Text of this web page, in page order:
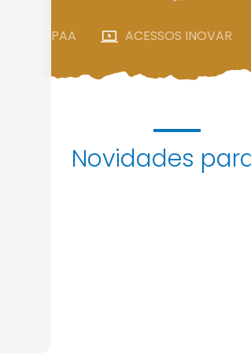
PAA ACESSOS INOVAR
Novidades